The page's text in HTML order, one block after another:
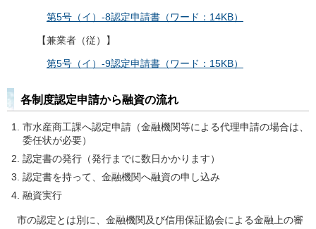
第5号（イ）-8認定申請書（ワード：14KB）
【兼業者（従）】
第5号（イ）-9認定申請書（ワード：15KB）
各制度認定申請から融資の流れ
市水産商工課へ認定申請（金融機関等による代理申請の場合は、
委任状が必要）
認定書の発行（発行までに数日かかります）
認定書を持って、金融機関へ融資の申し込み
融資実行
市の認定とは別に、金融機関及び信用保証協会による金融上の審